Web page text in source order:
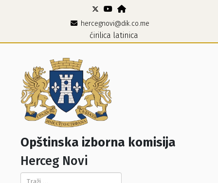
hercegnovi@dik.co.me
ćirilica latinica
Opštinska izborna komisija
Herceg Novi
Pretraga...